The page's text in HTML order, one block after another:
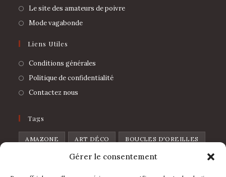
Gérer le consentement
Le site des amateurs de poivre
Mode vagabonde
Liens Utiles
Conditions générales
Politique de confidentialité
Contactez nous
Tags
AMAZONE ART DÉCO BOUCLES D'OREILLES
CHAT CŒUR CŒUR DE PIQUE
CŒUR SAUVAGE DISCO FEUILLES